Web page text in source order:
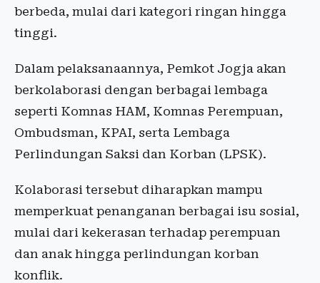
berbeda, mulai dari kategori ringan hingga
tinggi.
Dalam pelaksanaannya, Pemkot Jogja akan
berkolaborasi dengan berbagai lembaga
seperti Komnas HAM, Komnas Perempuan,
Ombudsman, KPAI, serta Lembaga
Perlindungan Saksi dan Korban (LPSK).
Kolaborasi tersebut diharapkan mampu
memperkuat penanganan berbagai isu sosial,
mulai dari kekerasan terhadap perempuan
dan anak hingga perlindungan korban
konflik.